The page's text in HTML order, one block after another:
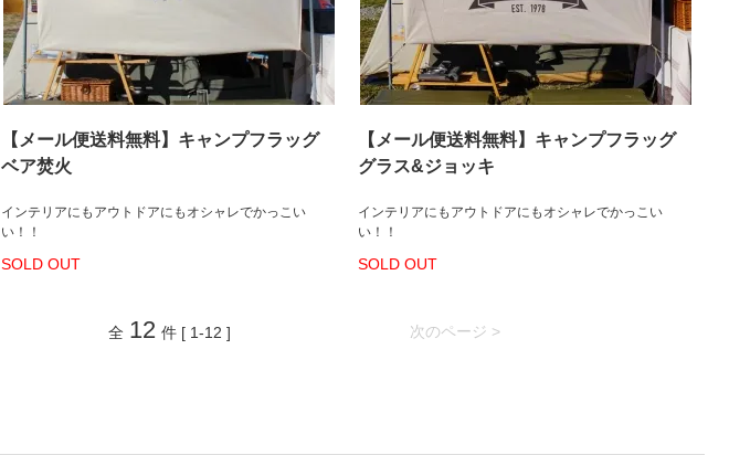
【メール便送料無料】キャンプフラッグ
ベア焚火
インテリアにもアウトドアにもオシャレでかっこい
い！！
SOLD OUT
【メール便送料無料】キャンプフラッグ
グラス&ジョッキ
インテリアにもアウトドアにもオシャレでかっこい
い！！
SOLD OUT
次のページ >
全 12 件 [ 1-12 ]